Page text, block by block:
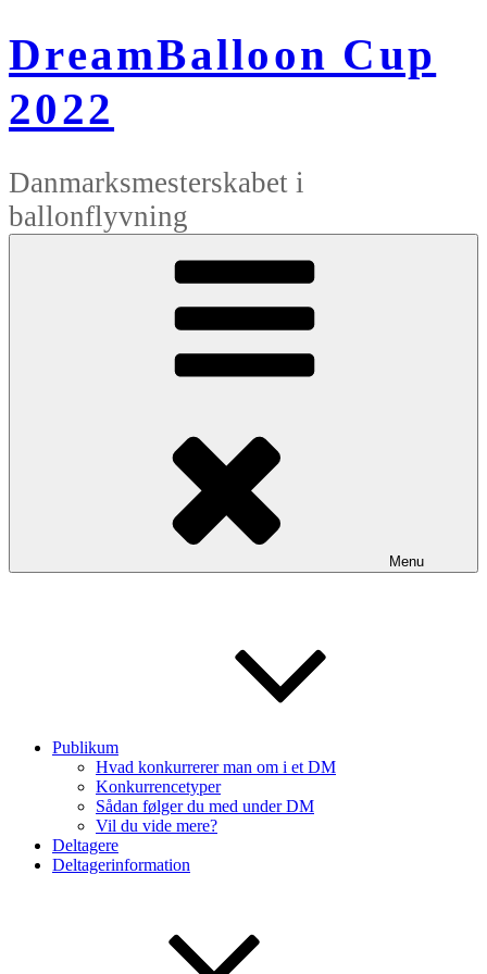
til
indhold
DreamBalloon Cup
2022
Danmarksmesterskabet i
ballonflyvning
Menu
Publikum
Hvad konkurrerer man om i et DM
Konkurrencetyper
Sådan følger du med under DM
Vil du vide mere?
Deltagere
Deltagerinformation